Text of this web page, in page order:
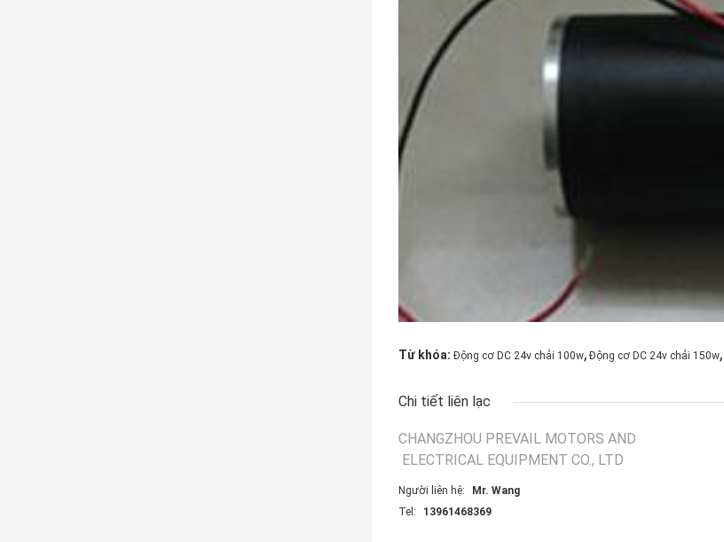
Từ khóa: Động cơ DC 24v chải 100w, Động cơ DC 24v chải 150w,
Chi tiết liên lạc
CHANGZHOU PREVAIL MOTORS AND
ELECTRICAL EQUIPMENT CO., LTD
Người liên hệ:
Mr. Wang
Tel:
13961468369